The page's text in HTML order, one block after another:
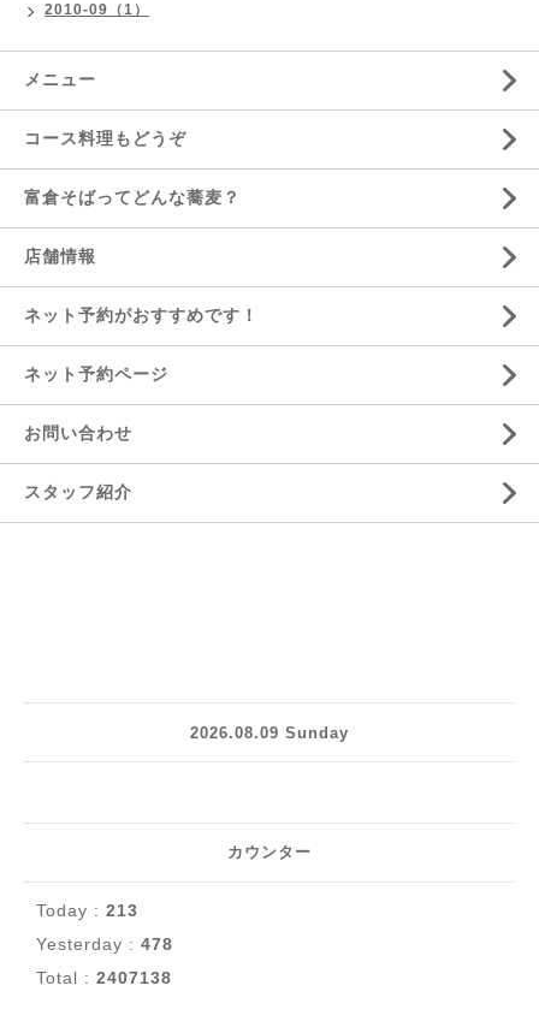
2010-09（1）
メニュー
コース料理もどうぞ
富倉そばってどんな蕎麦？
店舗情報
ネット予約がおすすめです！
ネット予約ページ
お問い合わせ
スタッフ紹介
2026.08.09 Sunday
カウンター
Today : 213
Yesterday : 478
Total : 2407138